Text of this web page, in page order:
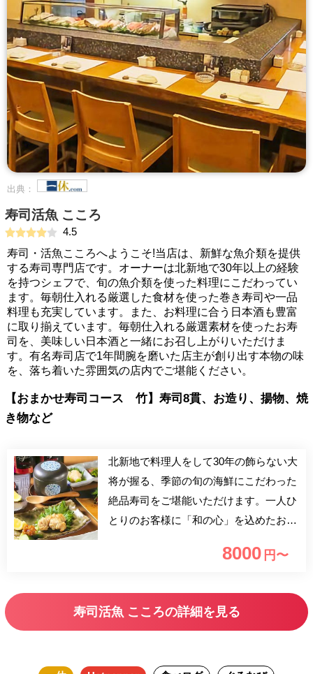
出典：
寿司活魚 こころ
4.5
寿司・活魚こころへようこそ!当店は、新鮮な魚介類を提供
する寿司専門店です。オーナーは北新地で30年以上の経験
を持つシェフで、旬の魚介類を使った料理にこだわってい
ます。毎朝仕入れる厳選した食材を使った巻き寿司や一品
料理も充実しています。また、お料理に合う日本酒も豊富
に取り揃えています。毎朝仕入れる厳選素材を使ったお寿
司を、美味しい日本酒と一緒にお召し上がりいただけま
す。有名寿司店で1年間腕を磨いた店主が創り出す本物の味
を、落ち着いた雰囲気の店内でご堪能ください。
【おまかせ寿司コース 竹】寿司8貫、お造り、揚物、焼
き物など
北新地で料理人をして30年の飾らない大
将が握る、季節の旬の海鮮にこだわった
絶品寿司をご堪能いただけます。一人ひ
とりのお客様に「和の心」を込めたお寿
使用した一品料理や美味しいお酒もご用
い穴子のうす造りやふわっふわの太刀魚
のお寿司など、至極の味わいでございま
8000 円〜
寿司活魚 こころの詳細を見る